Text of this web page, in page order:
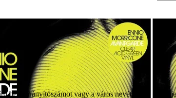
be az irányítószámot vagy a város nevét, majd a